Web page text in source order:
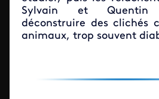
Sylvain et
déconstruire des clichés
animaux, trop souvent